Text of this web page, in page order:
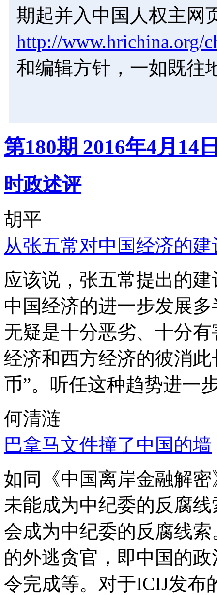
期起并入中国人权主网
http://www.hrichina.org/
和编辑方针，一如既往
第180期 2016年4月14
时政述评
胡平
从张五常对中国经济的
应该说，张五常提出的
中国经济的进一步发展
无疑是十分恶劣、十分
经济和西方经济的彼消
币”。听任这种趋势进一
何清涟
巴拿马文件撞了中国的墙
如同《中国离岸金融解
未能成为中纪委的反腐
会成为中纪委的反腐线
的外逃贪官，即中国的
令完成等。对于ICIJ发布